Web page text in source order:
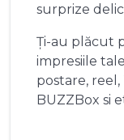
surprize
Ți-au plăcut
impresiile
postare,
BUZZBox si